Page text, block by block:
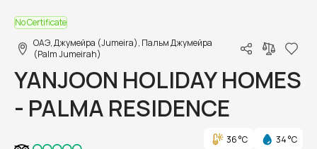
No Certificate
ОАЭ, Джумейра (Jumeira), Пальм Джумейра
(Palm Jumeirah)
YANJOON HOLIDAY HOMES
- PALMA RESIDENCE
36 °C
34 °C